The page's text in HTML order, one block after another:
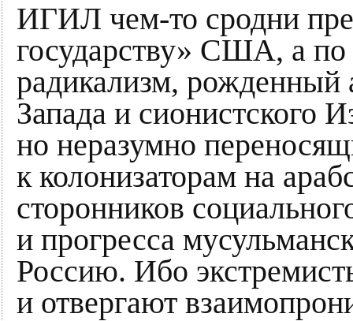
ИГИЛ чем-то сродни
государству» США, а по
радикализм, рожденный
Запада и сионистского
но неразумно
к колонизаторам на
сторонников
и прогресса
Россию. Ибо
и отвергают